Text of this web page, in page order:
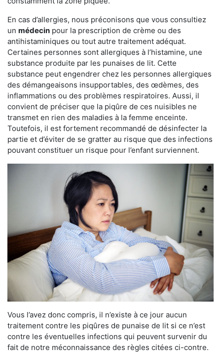
En cas d’allergies, nous préconisons que vous consultiez
un médecin pour la prescription de crème ou des
antihistaminiques ou tout autre traitement adéquat.
Certaines personnes sont allergiques à l’histamine, une
substance produite par les punaises de lit. Cette
substance peut engendrer chez les personnes allergiques
des démangeaisons insupportables, des œdèmes, des
inflammations ou des problèmes respiratoires. Aussi, il
convient de préciser que la piqûre de ces nuisibles ne
transmet en rien des maladies à la femme enceinte.
Toutefois, il est fortement recommandé de désinfecter la
partie et d’éviter de se gratter au risque que des infections
pouvant constituer un risque pour l’enfant surviennent.
Vous l’avez donc compris, il n’existe à ce jour aucun
traitement contre les piqûres de punaise de lit si ce n’est
contre les éventuelles infections qui peuvent survenir du
fait de notre méconnaissance des règles citées ci-contre.